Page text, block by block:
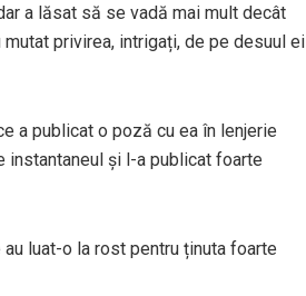
a lăsat să se vadă mai mult decât
privirea, intrigați, de pe desuul ei
a publicat o poză cu ea în lenjerie
instantaneul și l-a publicat foarte
luat-o la rost pentru ținuta foarte